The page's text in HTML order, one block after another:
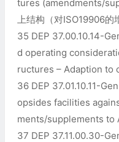
tures (amendments/
上结构（对ISO19906的
35 DEP 37.00.10.14-
d operating
ructures – Adaption to
36 DEP 37.01.10.11-
opsides facilities
ments/supplements to
37 DEP 37.11.00.30-